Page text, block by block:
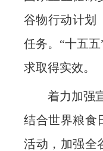
谷物行动计划
任务。“十五
求取得实效。
着力加强
结合世界粮食
活动，加强全